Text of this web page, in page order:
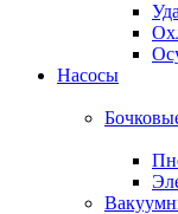
Насосы